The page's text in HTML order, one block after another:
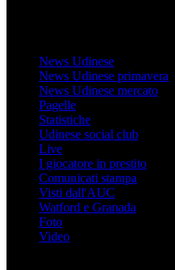
News Udinese
News Udinese primavera
News Udinese mercato
Pagelle
Statistiche
Udinese social club
Live
I giocatore in prestito
Comunicati stampa
Visti dall'AUC
Watford e Granada
Foto
Video